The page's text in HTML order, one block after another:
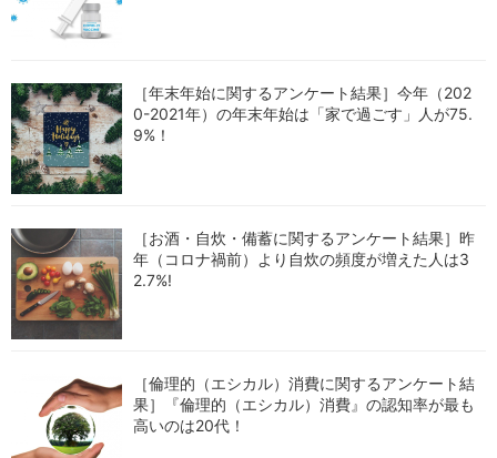
［年末年始に関するアンケート結果］今年（202
0-2021年）の年末年始は「家で過ごす」人が75.
9%！
［お酒・自炊・備蓄に関するアンケート結果］昨
年（コロナ禍前）より自炊の頻度が増えた人は3
2.7%!
［倫理的（エシカル）消費に関するアンケート結
果］『倫理的（エシカル）消費』の認知率が最も
高いのは20代！